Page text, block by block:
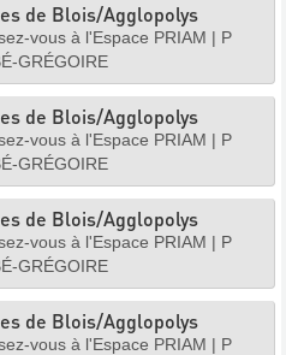
de Blois/Agglopolys
vous à l'Espace PRIAM | P
GRÉGOIRE
de Blois/Agglopolys
vous à l'Espace PRIAM | P
GRÉGOIRE
de Blois/Agglopolys
vous à l'Espace PRIAM | P
GRÉGOIRE
de Blois/Agglopolys
vous à l'Espace PRIAM | P